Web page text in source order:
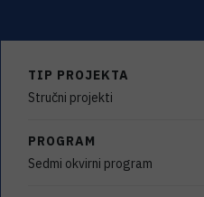
TIP PROJEKTA
Stručni projekti
PROGRAM
Sedmi okvirni program